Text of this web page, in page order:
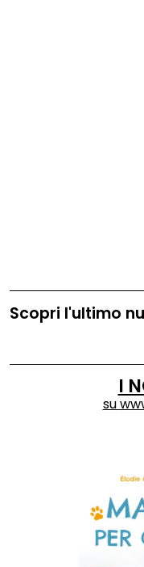
Scopri l'ultimo
I
su